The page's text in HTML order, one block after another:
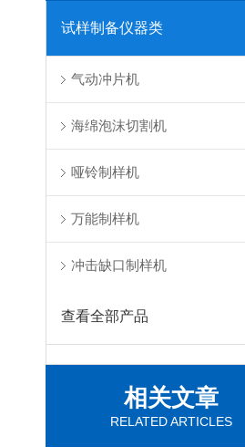
试样制备仪器类
气动冲片机
海绵泡沫切割机
哑铃制样机
万能制样机
冲击缺口制样机
查看全部产品
相关文章
RELATED ARTICLES